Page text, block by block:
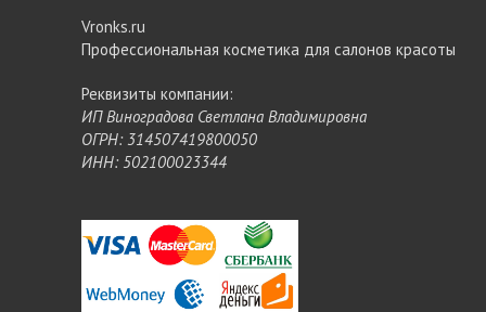
Vronks.ru
Профессиональная косметика для салонов красоты
Реквизиты компании:
ИП Виноградова Светлана Владимировна
ОГРН: 314507419800050
ИНН: 502100023344